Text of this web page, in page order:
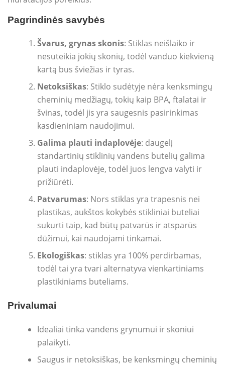
Pagrindinės savybės
Švarus, grynas skonis: Stiklas neišlaiko ir
nesuteikia jokių skonių, todėl vanduo kiekvieną
kartą bus šviežias ir tyras.
Netoksiškas: Stiklo sudėtyje nėra kenksmingų
cheminių medžiagų, tokių kaip BPA, ftalatai ir
švinas, todėl jis yra saugesnis pasirinkimas
kasdieniniam naudojimui.
Galima plauti indaplovėje: daugelį
standartinių stiklinių vandens butelių galima
plauti indaplovėje, todėl juos lengva valyti ir
prižiūrėti.
Patvarumas: Nors stiklas yra trapesnis nei
plastikas, aukštos kokybės stikliniai buteliai
sukurti taip, kad būtų patvarūs ir atsparūs
dūžimui, kai naudojami tinkamai.
Ekologiškas: stiklas yra 100% perdirbamas,
todėl tai yra tvari alternatyva vienkartiniams
plastikiniams buteliams.
Privalumai
Idealiai tinka vandens grynumui ir skoniui
palaikyti.
Saugus ir netoksiškas, be kenksmingų cheminių